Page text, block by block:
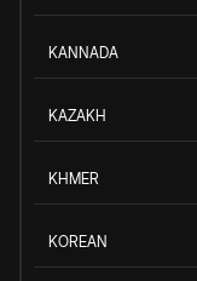
KANNADA
KAZAKH
KHMER
KOREAN